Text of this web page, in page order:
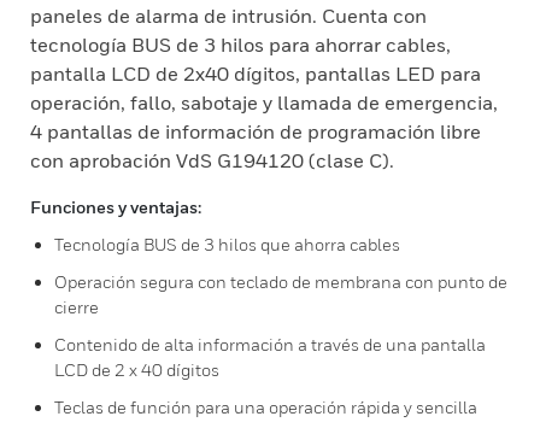
paneles de alarma de intrusión. Cuenta con
tecnología BUS de 3 hilos para ahorrar cables,
pantalla LCD de 2x40 dígitos, pantallas LED para
operación, fallo, sabotaje y llamada de emergencia,
4 pantallas de información de programación libre
con aprobación VdS G194120 (clase C).
Funciones y ventajas:
Tecnología BUS de 3 hilos que ahorra cables
Operación segura con teclado de membrana con punto de
cierre
Contenido de alta información a través de una pantalla
LCD de 2 x 40 dígitos
Teclas de función para una operación rápida y sencilla